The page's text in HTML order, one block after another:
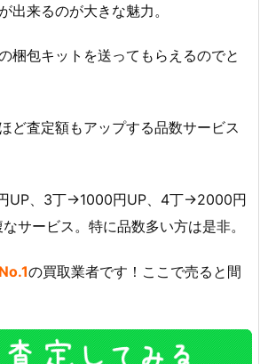
出来るのが大きな魅力。
梱包キットを送ってもらえるのでと
ど査定額もアップする品数サービス
UP、3丁→1000円UP、4丁→2000円
サービス。特に品数多い方は是非。
の買取業者です！ここで売ると間